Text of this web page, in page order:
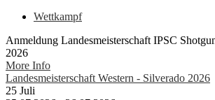
Wettkampf
Anmeldung Landesmeisterschaft IPSC
2026
More Info
Landesmeisterschaft Western - Silverado 2026
25 Juli